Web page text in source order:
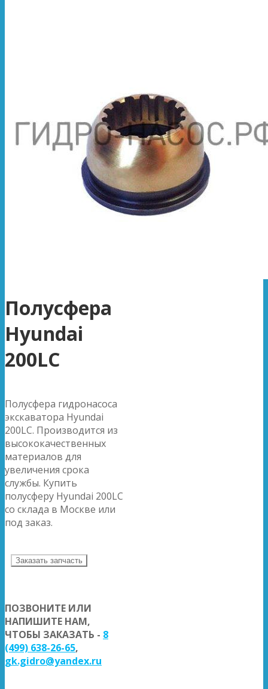
Полусфера
Hyundai
200LC
Полусфера гидронасоса
экскаватора Hyundai
200LC. Производится из
высококачественных
материалов для
увеличения срока
службы. Купить
полусферу Hyundai 200LC
со склада в Москве или
под заказ.
Заказать запчасть
ПОЗВОНИТЕ ИЛИ
НАПИШИТЕ НАМ,
ЧТОБЫ ЗАКАЗАТЬ - 8
(499) 638-26-65,
gk.gidro@yandex.ru